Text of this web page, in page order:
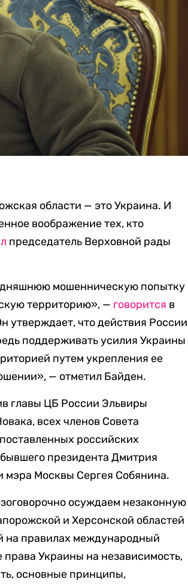
области — это Украина. И
воображение тех, кто
председатель Верховной рады
мошенническую попытку
территорию», — говорится в
что действия России
поддерживать усилия Украины
путем укрепления ее
— отметил Байден.
главы ЦБ России Эльвиры
всех членов Совета
российских
президента Дмитрия
Москвы Сергея Собянина.
осуждаем незаконную
и Херсонской областей
правилах международный
Украины на независимость,
основные принципы,